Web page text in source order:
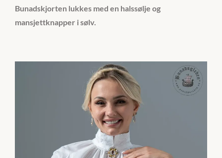
Bunadskjorten lukkes med en halssølje og
mansjettknapper i sølv.